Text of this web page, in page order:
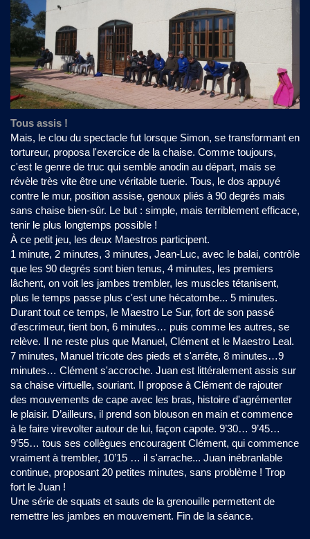
Tous assis !
Mais, le clou du spectacle fut lorsque Simon, se transformant en
tortureur, proposa l'exercice de la chaise. Comme toujours,
c'est le genre de truc qui semble anodin au départ, mais se
révèle très vite être une véritable tuerie. Tous, le dos appuyé
contre le mur, position assise, genoux pliés à 90 degrés mais
sans chaise bien-sûr. Le but : simple, mais terriblement efficace,
tenir le plus longtemps possible !
À ce petit jeu, les deux Maestros participent.
1 minute, 2 minutes, 3 minutes, Jean-Luc, avec le balai, contrôle
que les 90 degrés sont bien tenus, 4 minutes, les premiers
lâchent, on voit les jambes trembler, les muscles tétanisent,
plus le temps passe plus c'est une hécatombe... 5 minutes.
Durant tout ce temps, le Maestro Le Sur, fort de son passé
d'escrimeur, tient bon, 6 minutes… puis comme les autres, se
relève. Il ne reste plus que Manuel, Clément et le Maestro Leal.
7 minutes, Manuel tricote des pieds et s'arrête, 8 minutes…9
minutes… Clément s'accroche. Juan est littéralement assis sur
sa chaise virtuelle, souriant. Il propose à Clément de rajouter
des mouvements de cape avec les bras, histoire d'agrémenter
le plaisir. D’ailleurs, il prend son blouson en main et commence
à le faire virevolter autour de lui, façon capote. 9’30… 9’45…
9’55… tous ses collègues encouragent Clément, qui commence
vraiment à trembler, 10’15 … il s'arrache... Juan inébranlable
continue, proposant 20 petites minutes, sans problème ! Trop
fort le Juan !
Une série de squats et sauts de la grenouille permettent de
remettre les jambes en mouvement. Fin de la séance.